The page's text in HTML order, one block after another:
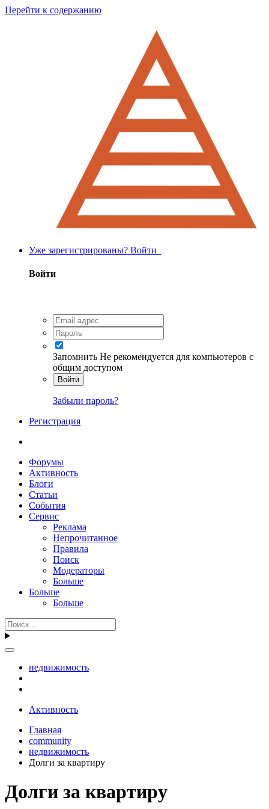
Перейти к содержанию
Уже зарегистрированы? Войти
Войти
Запомнить Не рекомендуется для компьютеров с
общим доступом
Войти
Забыли пароль?
Регистрация
Форумы
Активность
Блоги
Статьи
События
Сервис
Реклама
Непрочитанное
Правила
Поиск
Модераторы
Больше
Больше
Больше
недвижимость
Активность
Главная
community
недвижимость
Долги за квартиру
Долги за квартиру